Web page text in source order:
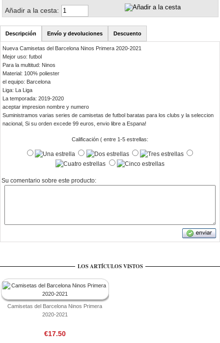
Añadir a la cesta:
Descripción Envío y devoluciones Descuento
Nueva Camisetas del Barcelona Ninos Primera 2020-2021
Mejor uso: futbol
Para la multitud: Ninos
Material: 100% poliester
el equipo: Barcelona
Liga: La Liga
La temporada: 2019-2020
aceptar impresion nombre y numero
Suministramos varias series de camisetas de futbol baratas para los clubs y la seleccion
nacional, Si su orden excede 99 euros, envio libre a Espana!
Calificación ( entre 1-5 estrellas:
Su comentario sobre este producto:
LOS ARTÍCULOS VISTOS
Camisetas del Barcelona Ninos Primera
2020-2021
€17.50